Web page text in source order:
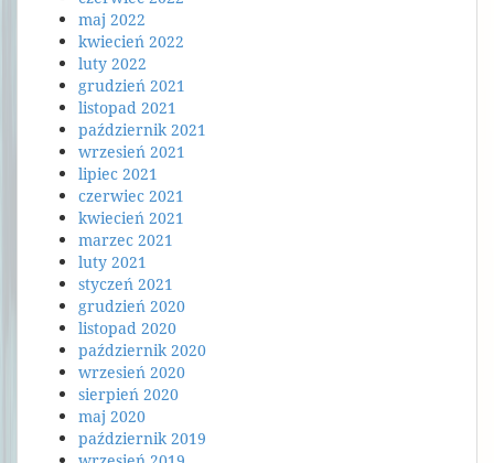
maj 2022
kwiecień 2022
luty 2022
grudzień 2021
listopad 2021
październik 2021
wrzesień 2021
lipiec 2021
czerwiec 2021
kwiecień 2021
marzec 2021
luty 2021
styczeń 2021
grudzień 2020
listopad 2020
październik 2020
wrzesień 2020
sierpień 2020
maj 2020
październik 2019